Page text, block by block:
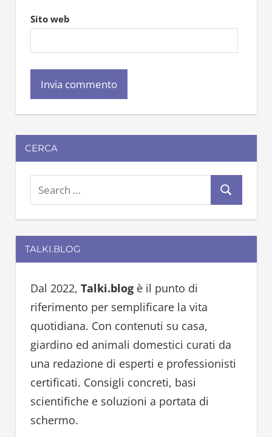
Sito web
CERCA
e
a
r
c
f
o
r
:
e
a
TALKI.BLOG
Dal 2022, Talki.blogè il punto di
riferimento per semplificare la vita
quotidiana. Con contenuti su casa,
giardino ed animali domestici curati da
una redazione di esperti e professionisti
certificati. Consigli concreti, basi
scientifiche e soluzioni a portata di
schermo.